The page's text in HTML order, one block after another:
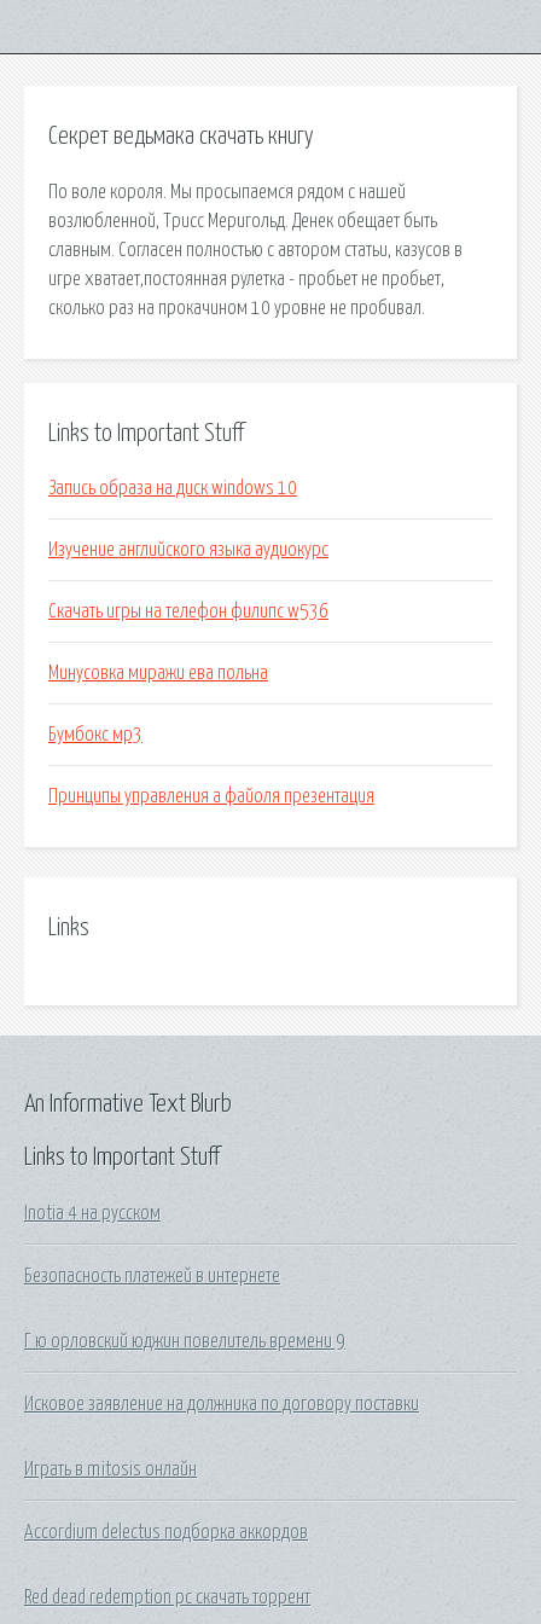
Секрет ведьмака скачать книгу
По воле короля. Мы просыпаемся рядом с нашей
возлюбленной, Трисс Меригольд. Денек обещает быть
славным. Согласен полностью с автором статьи, казусов в
игре хватает,постоянная рулетка - пробьет не пробьет,
сколько раз на прокачином 10 уровне не пробивал.
Links to Important Stuff
Запись образа на диск windows 10
Изучение английского языка аудиокурс
Скачать игры на телефон филипс w536
Минусовка миражи ева польна
Бумбокс мр3
Принципы управления а файоля презентация
Links
Links to Important Stuff
Inotia 4 на русском
Безопасность платежей в интернете
Г ю орловский юджин повелитель времени 9
Исковое заявление на должника по договору поставки
Играть в mitosis онлайн
Accordium delectus подборка аккордов
Red dead redemption pc скачать торрент
An Informative Text Blurb